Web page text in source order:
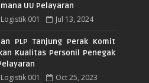
UU Pelayaran
001 Jul 13, 2024
PLP Tanjung Perak Komit
Kualitas Personil Penegak
001 Oct 25, 2023